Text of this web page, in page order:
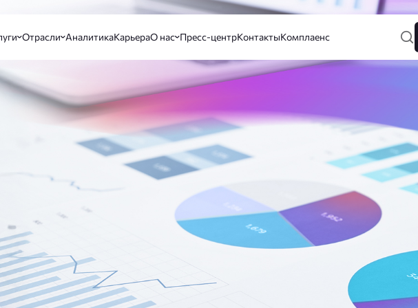
Отрасли АналитикаКарьераО нас Пресс-центрКонтактыКомплаенс